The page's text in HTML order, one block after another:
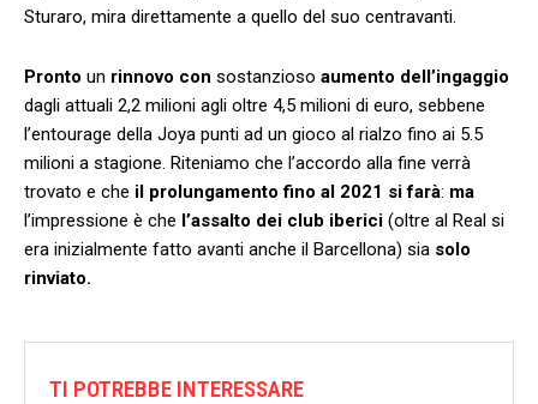
Sturaro, mira direttamente a quello del suo centravanti.
Pronto un rinnovo con sostanzioso aumento dell’ingaggio
dagli attuali 2,2 milioni agli oltre 4,5 milioni di euro, sebbene
l’entourage della Joya punti ad un gioco al rialzo fino ai 5.5
milioni a stagione. Riteniamo che l’accordo alla fine verrà
trovato e che il prolungamento fino al 2021 si farà: ma
l’impressione è che l’assalto dei club iberici (oltre al Real si
era inizialmente fatto avanti anche il Barcellona) sia solo
rinviato.
TI POTREBBE INTERESSARE